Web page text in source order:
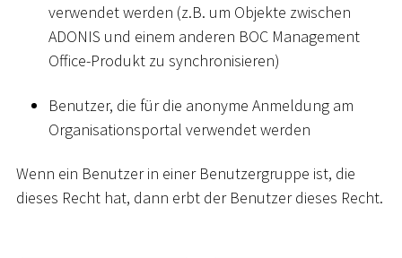
verwendet werden (z.B. um Objekte zwischen
ADONIS und einem anderen BOC Management
Office-Produkt zu synchronisieren)
Benutzer, die für die anonyme Anmeldung am
Organisationsportal verwendet werden
Wenn ein Benutzer in einer Benutzergruppe ist, die
dieses Recht hat, dann erbt der Benutzer dieses Recht.